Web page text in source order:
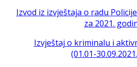
Izvod iz izvještaja o radu
za 2021.
Izvještaj o kriminalu i
(01.01-